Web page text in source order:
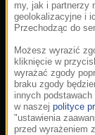
my, jak i partnerzy
geolokalizacyjne i
Przechodząc do
Możesz wyrazić
kliknięcie w
wyrażać zgody
braku zgody
innych
w naszej polityce
"ustawienia
przed wyrażeniem